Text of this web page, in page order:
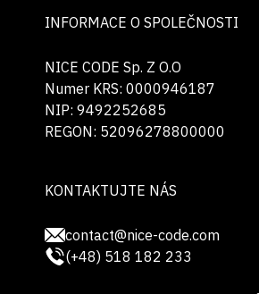
INFORMACE O SPOLEČNOSTI
NICE CODE Sp. Z O.O
Numer KRS: 0000946187
NIP: 9492252685
REGON: 52096278800000
KONTAKTUJTE NÁS
contact@nice-code.com
(+48) 518 182 233